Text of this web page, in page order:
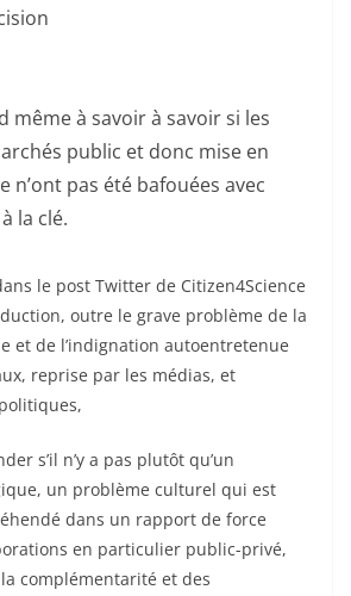
même à savoir à savoir si les
public et donc mise en
n’ont pas été bafouées avec
la clé.
le post Twitter de Citizen4Science
outre le grave problème de la
et de l’indignation autoentretenue
reprise par les médias, et
s’il n’y a pas plutôt qu’un
un problème culturel qui est
dans un rapport de force
en particulier public-privé,
complémentarité et des